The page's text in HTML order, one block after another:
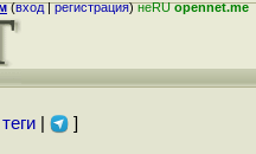
(вход|регистрация)неRUopennet.me
теги| ]